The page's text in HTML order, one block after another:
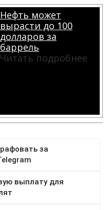
Нефть может
вырасти до 100
долларов за
баррель
Читать подробнее